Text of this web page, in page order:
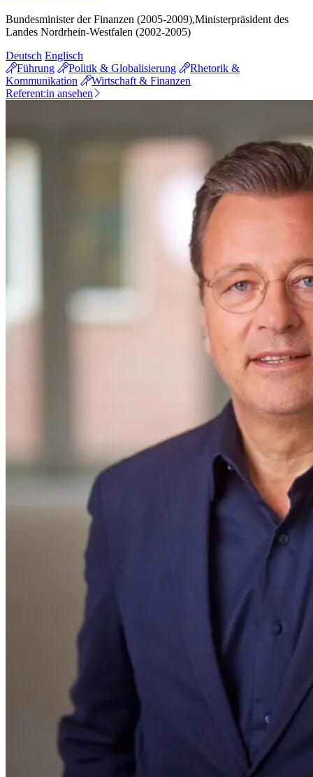
Bundesminister der Finanzen (2005-2009),Ministerpräsident des
Landes Nordrhein-Westfalen (2002-2005)
Deutsch Englisch
Führung
Politik & Globalisierung
Rhetorik &
Kommunikation
Wirtschaft & Finanzen
Referent:in ansehen